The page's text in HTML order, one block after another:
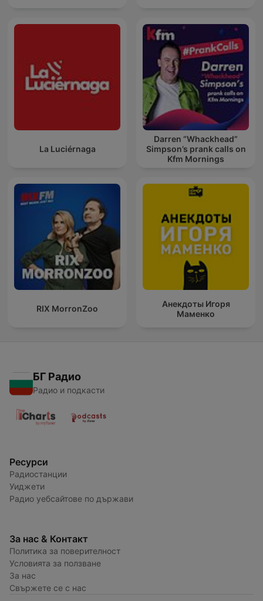
La Luciérnaga
Darren “Whackhead”
Simpson’s prank calls on
Kfm Mornings
RIX MorronZoo
Анекдоты Игоря
Маменко
БГ Радио
Радио и подкасти
Ресурси
Радиостанции
Уиджети
Радио уебсайтове по държави
За нас & Контакт
Политика за поверителност
Условията за ползване
За нас
Свържете се с нас